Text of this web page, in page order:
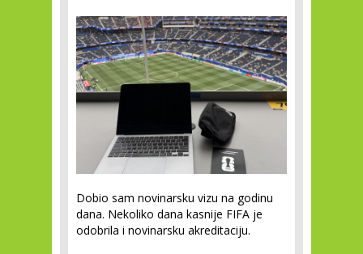
Dobio sam novinarsku vizu na godinu
dana. Nekoliko dana kasnije FIFA je
odobrila i novinarsku akreditaciju.